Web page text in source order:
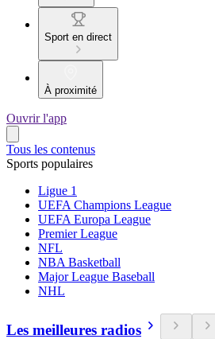
Sport en direct
À proximité
Ouvrir l'app
Tous les contenus
Sports populaires
Ligue 1
UEFA Champions League
UEFA Europa League
Premier League
NFL
NBA Basketball
Major League Baseball
NHL
Les meilleures radios